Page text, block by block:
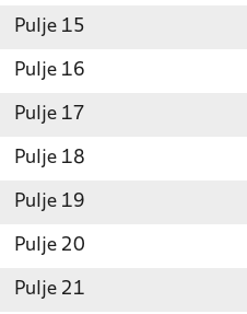
Pulje 15
Pulje 16
Pulje 17
Pulje 18
Pulje 19
Pulje 20
Pulje 21